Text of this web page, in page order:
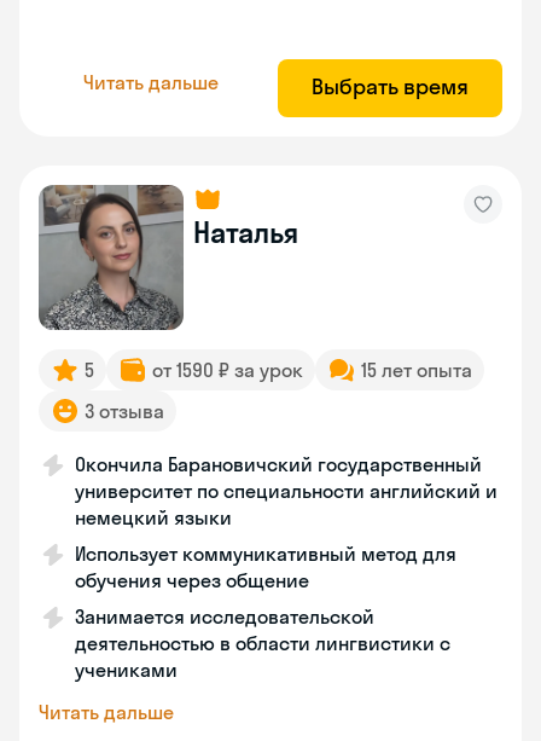
Читать дальше Выбрать время
Наталья
5 от 1590 ₽ за урок
15 лет опыта
3 отзыва
Окончила Барановичский государственный
университет по специальности английский и
немецкий языки
Использует коммуникативный метод для
обучения через общение
Занимается исследовательской
деятельностью в области лингвистики с
учениками
Читать дальше